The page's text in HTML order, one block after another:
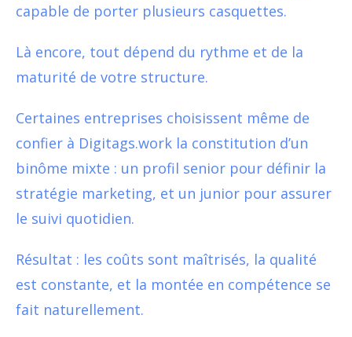
capable de porter plusieurs casquettes.
Là encore, tout dépend du rythme et de la
maturité de votre structure.
Certaines entreprises choisissent même de
confier à Digitags.work la constitution d’un
binôme mixte : un profil senior pour définir la
stratégie marketing, et un junior pour assurer
le suivi quotidien.
Résultat : les coûts sont maîtrisés, la qualité
est constante, et la montée en compétence se
fait naturellement.